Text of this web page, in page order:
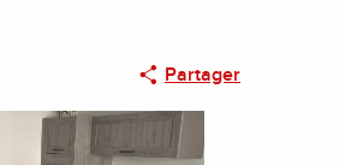
Partager